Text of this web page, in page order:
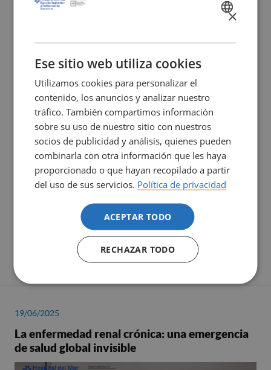
19/06/2025
La enfermedad renal crónica: una emergencia
de salud global invisible
SPANISH
×
Ese sitio web utiliza cookies
Utilizamos cookies para personalizar el
contenido, los anuncios y analizar nuestro
tráfico. También compartimos información
sobre su uso de nuestro sitio con nuestros
socios de publicidad y análisis, quienes pueden
combinarla con otra información que les haya
proporcionado o que hayan recopilado a partir
del uso de sus servicios. Política de privacidad
ACEPTAR TODO
RECHAZAR TODO